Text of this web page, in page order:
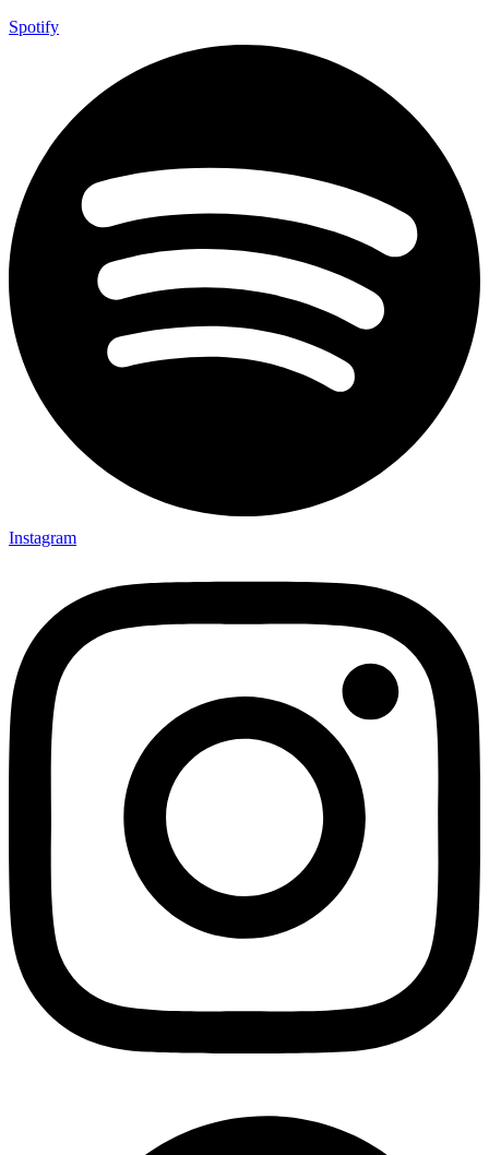
Spotify
Instagram